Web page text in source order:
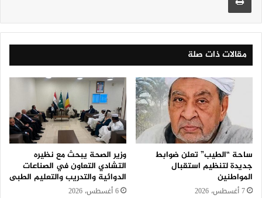
مقالات ذات صلة
ساحة “الطيب” تعلن ضوابط
جديدة لتنظيم استقبال
المواطنين
7 أغسطس، 2026
وزير الصحة يبحث مع نظيره
التشادي التعاون في الصناعات
الدوائية والتدريب والتعليم الطبى
6 أغسطس، 2026